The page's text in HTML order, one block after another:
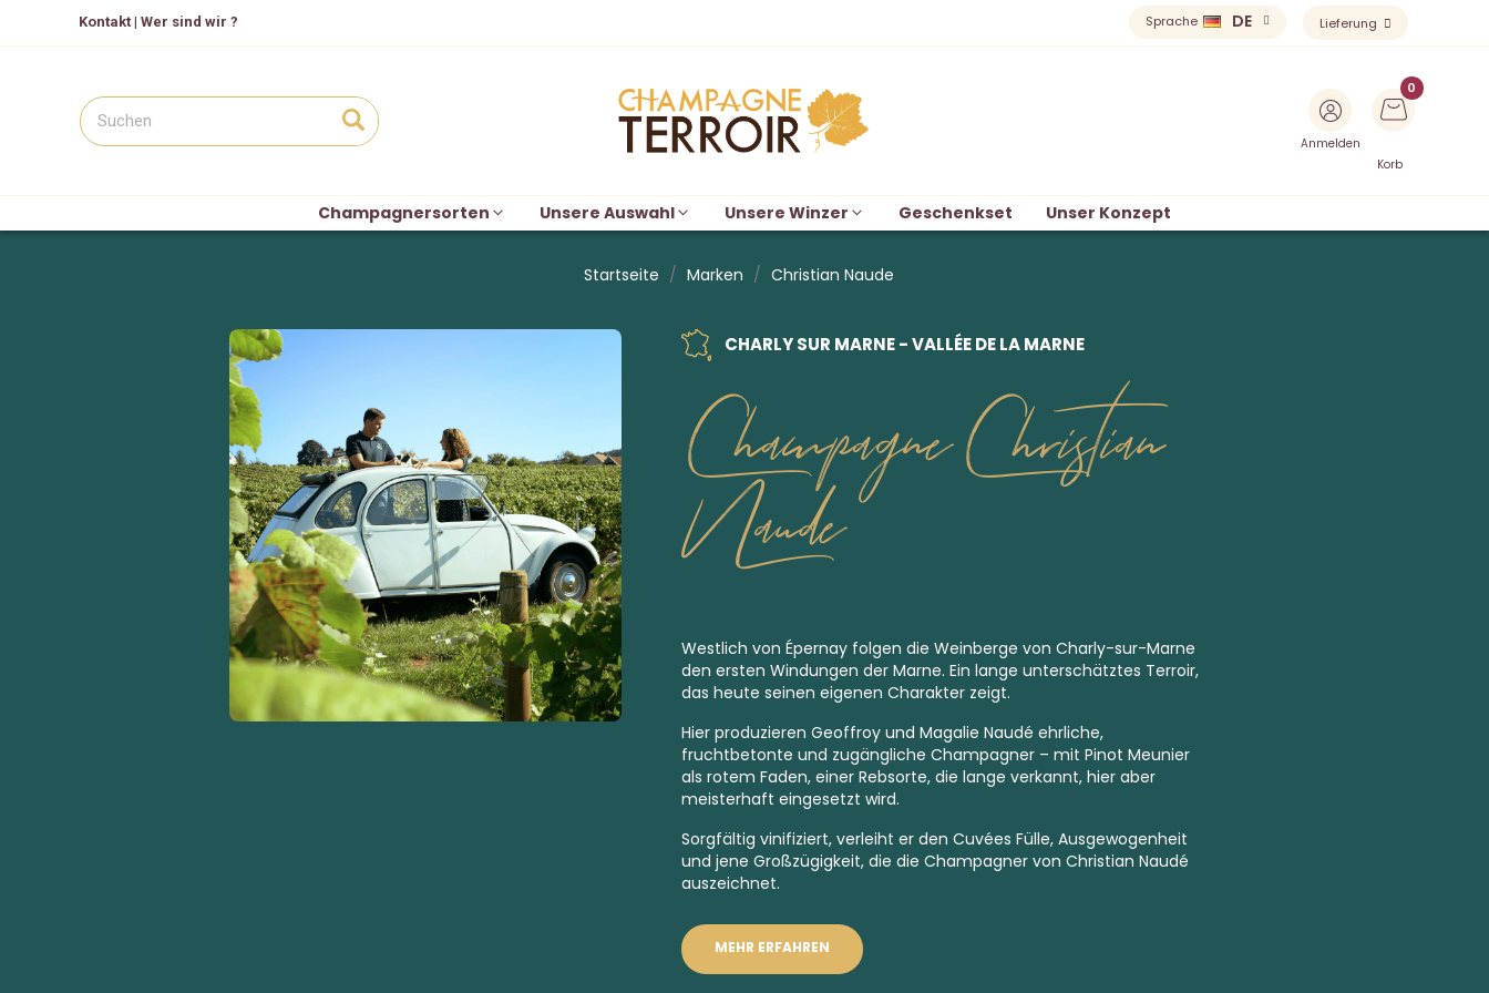
Kontakt | Wer sind wir ? Sprache DE Lieferung
Anmelden
Korb
Champagnersorten Unsere Auswahl Unsere Winzer Geschenkset Unser Konzept
Startseite Marken Christian Naude
CHARLY SUR MARNE - VALLÉE DE LA MARNE
Champagne Christian
Naude
Westlich von Épernay folgen die Weinberge von Charly-sur-Marne
den ersten Windungen der Marne. Ein lange unterschätztes Terroir,
das heute seinen eigenen Charakter zeigt.
Hier produzieren Geoffroy und Magalie Naudé ehrliche,
fruchtbetonte und zugängliche Champagner – mit Pinot Meunier
als rotem Faden, einer Rebsorte, die lange verkannt, hier aber
meisterhaft eingesetzt wird.
Sorgfältig vinifiziert, verleiht er den Cuvées Fülle, Ausgewogenheit
und jene Großzügigkeit, die die Champagner von Christian Naudé
auszeichnet.
MEHR ERFAHREN